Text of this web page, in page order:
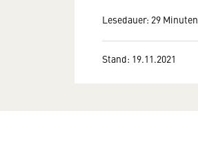
Lesedauer: 29 Minuten
Stand: 19.11.2021